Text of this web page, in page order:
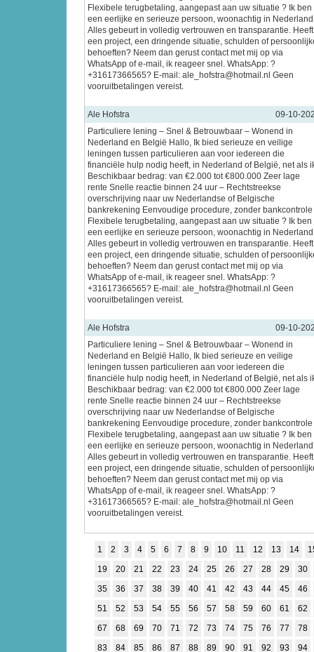
Flexibele terugbetaling, aangepast aan uw situatie ? Ik ben
een eerlijke en serieuze persoon, woonachtig in
Alles gebeurt in volledig vertrouwen en transparantie.
een project, een dringende situatie, schulden of
behoeften? Neem dan gerust contact met mij op via
WhatsApp of e-mail, ik reageer snel. WhatsApp: ?
+31617366565? E-mail: ale_hofstra@hotmail.nl Geen
vooruitbetalingen vereist.
Ale Hofstra
09-10-
Particuliere lening – Snel & Betrouwbaar – Wonend in
Nederland en België Hallo, Ik bied serieuze en veilige
leningen tussen particulieren aan voor iedereen die
financiële hulp nodig heeft, in Nederland of België, net als
Beschikbaar bedrag: van €2.000 tot €800.000 Zeer lage
rente Snelle reactie binnen 24 uur – Rechtstreekse
overschrijving naar uw Nederlandse of Belgische
bankrekening Eenvoudige procedure, zonder bankcontrole
Flexibele terugbetaling, aangepast aan uw situatie ? Ik ben
een eerlijke en serieuze persoon, woonachtig in
Alles gebeurt in volledig vertrouwen en transparantie.
een project, een dringende situatie, schulden of
behoeften? Neem dan gerust contact met mij op via
WhatsApp of e-mail, ik reageer snel. WhatsApp: ?
+31617366565? E-mail: ale_hofstra@hotmail.nl Geen
vooruitbetalingen vereist.
Ale Hofstra
09-10-
Particuliere lening – Snel & Betrouwbaar – Wonend in
Nederland en België Hallo, Ik bied serieuze en veilige
leningen tussen particulieren aan voor iedereen die
financiële hulp nodig heeft, in Nederland of België, net als
Beschikbaar bedrag: van €2.000 tot €800.000 Zeer lage
rente Snelle reactie binnen 24 uur – Rechtstreekse
overschrijving naar uw Nederlandse of Belgische
bankrekening Eenvoudige procedure, zonder bankcontrole
Flexibele terugbetaling, aangepast aan uw situatie ? Ik ben
een eerlijke en serieuze persoon, woonachtig in
Alles gebeurt in volledig vertrouwen en transparantie.
een project, een dringende situatie, schulden of
behoeften? Neem dan gerust contact met mij op via
WhatsApp of e-mail, ik reageer snel. WhatsApp: ?
+31617366565? E-mail: ale_hofstra@hotmail.nl Geen
vooruitbetalingen vereist.
1 2 3 4 5 6 7 8 9 10 11 12 13 14
19
20 21 22 23 24 25 26 27 28 29
30
35
36 37 38 39 40 41 42 43 44 45
46
51
52 53 54 55 56 57 58 59 60 61
62
67
68 69 70 71 72 73 74 75 76 77
78
83
84 85 86 87 88 89 90 91 92 93
94